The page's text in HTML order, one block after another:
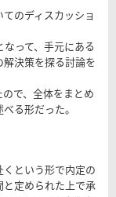
のディスカッショ
って、手元にある
決策を探る討論を
で、全体をまとめ
る形だった。
という形で内定の
定められた上で承